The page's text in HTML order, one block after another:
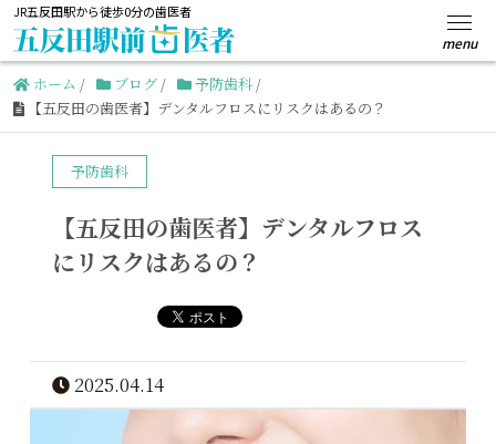
JR五反田駅から徒歩0分の歯医者
ホーム / ブログ / 予防歯科 /
【五反田の歯医者】デンタルフロスにリスクはあるの？
予防歯科
【五反田の歯医者】デンタルフロス
にリスクはあるの？
2025.04.14